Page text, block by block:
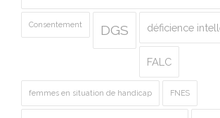
Consentement DGS déficience
FALC
femmes en situation de handicap FNES